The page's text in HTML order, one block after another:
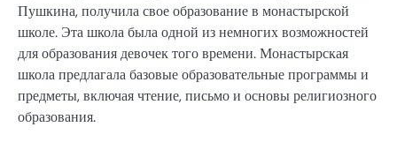
Пушкина, получила свое образование в монастырской
школе. Эта школа была одной из немногих возможностей
для образования девочек того времени. Монастырская
школа предлагала базовые образовательные программы и
предметы, включая чтение, письмо и основы религиозного
образования.